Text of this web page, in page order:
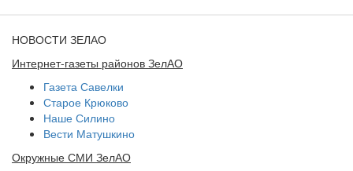
НОВОСТИ ЗЕЛАО
Интернет-газеты районов ЗелАО
Газета Савелки
Старое Крюково
Наше Силино
Вести Матушкино
Окружные СМИ ЗелАО